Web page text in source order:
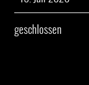
geschlossen